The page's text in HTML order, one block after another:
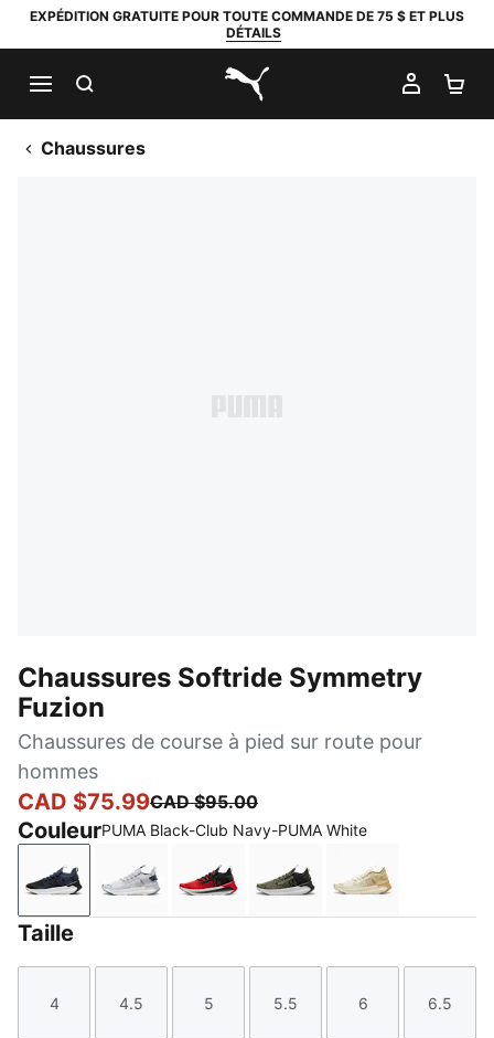
EXPÉDITION GRATUITE POUR TOUTE COMMANDE DE 75 $ ET PLUS
DÉTAILS
PUMA.com
MON
Chaussures
Chaussures Softride Symmetry
Fuzion
Chaussures de course à pied sur route pour
hommes
CAD $75.99CAD $95.00
CouleurPUMA Black-Club Navy-PUMA White
PUMA Black-Club Navy-PUMA White
Gray Fog-Silver Mist-Blue Horizon
For All Time Red-PUMA Black-
Loden Green-PUMA
Alpine Snow-
Taille
Taille
4
Taille
4.5
Taille
5
Taille
5.5
Taille
6
Taille
6.5